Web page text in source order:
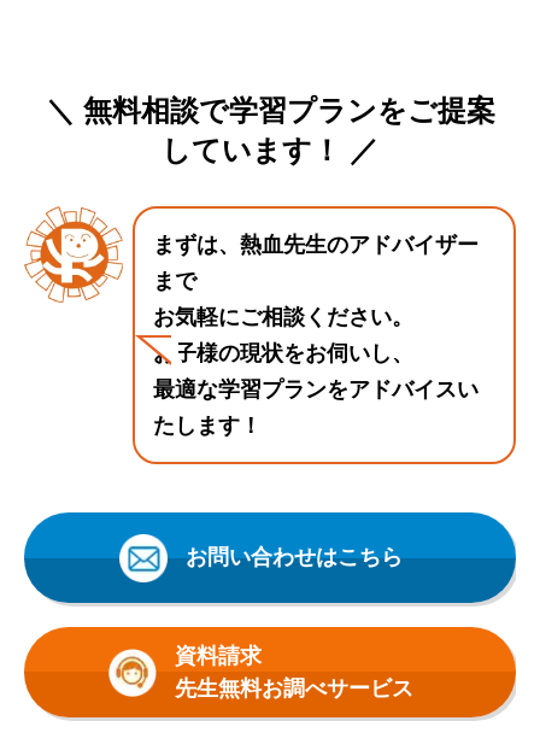
＼ 無料相談で学習プランをご提案
しています！ ／
まずは、熱血先生のアドバイザー
まで
お気軽にご相談ください。
お子様の現状をお伺いし、
最適な学習プランをアドバイスい
たします！
お問い合わせはこちら
資料請求
先生無料お調べサービス